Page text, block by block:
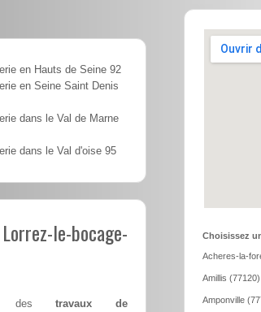
en Hauts de Seine 92
en Seine Saint Denis
dans le Val de Marne
dans le Val d'oise 95
le-bocage-
destravaux de
Choisissez
Acheres-la-
Amillis (77120)
Amponville